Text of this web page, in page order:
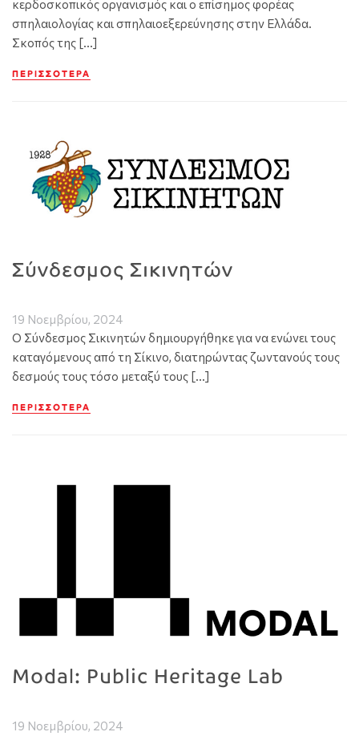
κερδοσκοπικός οργανισμός και ο επίσημος φορέας
σπηλαιολογίας και σπηλαιοεξερεύνησης στην Ελλάδα.
Σκοπός της […]
ΠΕΡΙΣΣΌΤΕΡΑ
Σύνδεσμος Σικινητών
19 Νοεμβρίου, 2024
Ο Σύνδεσμος Σικινητών δημιουργήθηκε για να ενώνει τους
καταγόμενους από τη Σίκινο, διατηρώντας ζωντανούς τους
δεσμούς τους τόσο μεταξύ τους […]
ΠΕΡΙΣΣΌΤΕΡΑ
Modal: Public Heritage Lab
19 Νοεμβρίου, 2024